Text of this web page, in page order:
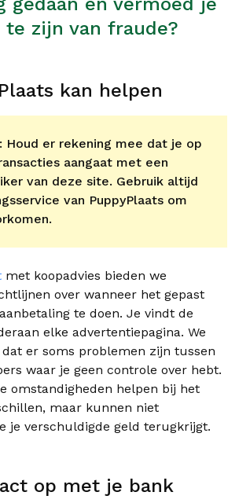
zijn van fraude?
kan helpen
Houd er rekening mee dat je op
aangaat met een
van deze site. Gebruik altijd
van PuppyPlaats om
met koopadvies bieden we
over wanneer het gepast
te doen. Je vindt de
elke advertentiepagina. We
er soms problemen zijn tussen
waar je geen controle over hebt.
omstandigheden helpen bij het
maar kunnen niet
je verschuldigde geld terugkrijgt.
op met je bank